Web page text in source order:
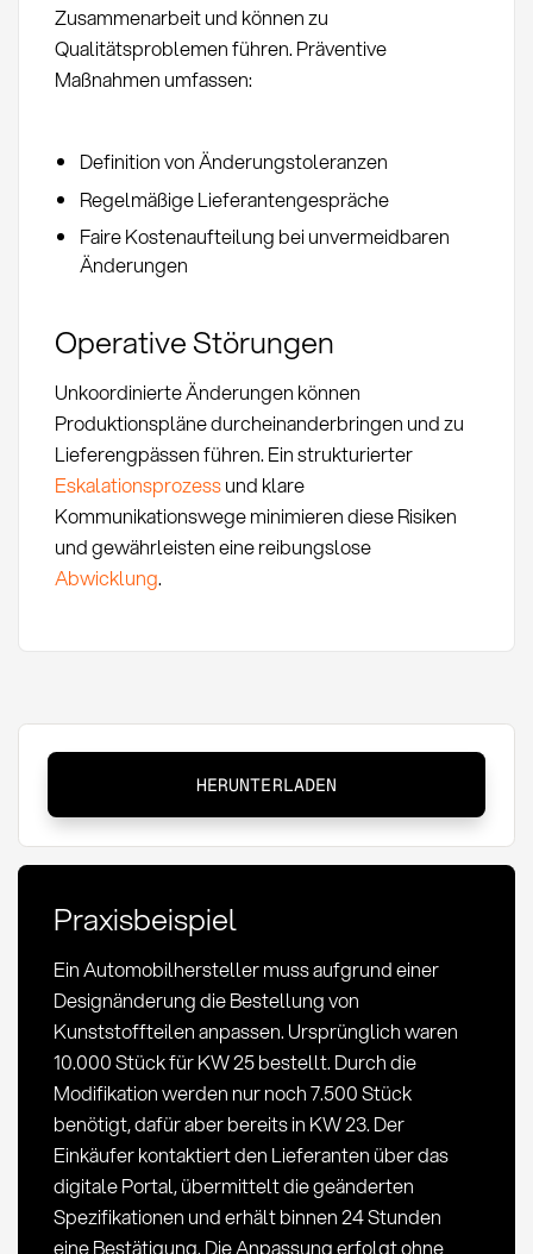
Zusammenarbeit und können zu
Qualitätsproblemen führen. Präventive
Maßnahmen umfassen:
Definition von Änderungstoleranzen
Regelmäßige Lieferantengespräche
Faire Kostenaufteilung bei unvermeidbaren
Änderungen
Operative Störungen
Unkoordinierte Änderungen können
Produktionspläne durcheinanderbringen und zu
Lieferengpässen führen. Ein strukturierter
Eskalationsprozessund klare
Kommunikationswege minimieren diese Risiken
und gewährleisten eine reibungslose
Abwicklung.
ändern:
Definition,
Methoden
Risiken
Einkauf
HERUNTERLADEN
Praxisbeispiel
Ein Automobilhersteller muss aufgrund einer
Designänderung die Bestellung von
Kunststoffteilen anpassen. Ursprünglich waren
10.000 Stück für KW 25 bestellt. Durch die
Modifikation werden nur noch 7.500 Stück
benötigt, dafür aber bereits in KW 23. Der
Einkäufer kontaktiert den Lieferanten über das
digitale Portal, übermittelt die geänderten
Spezifikationen und erhält binnen 24 Stunden
eine Bestätigung. Die Anpassung erfolgt ohne